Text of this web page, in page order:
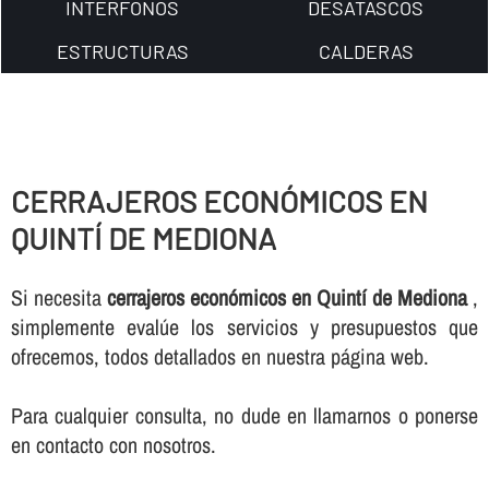
INTERFONOS
DESATASCOS
ESTRUCTURAS
CALDERAS
CERRAJEROS ECONÓMICOS EN
QUINTÍ DE MEDIONA
Si necesitacerrajeros económicos en Quintí de Mediona,
simplemente evalúe los servicios y presupuestos que
ofrecemos, todos detallados en nuestra página web.
Para cualquier consulta, no dude en llamarnos o ponerse
en contacto con nosotros.